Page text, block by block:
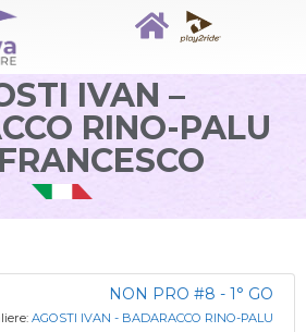
IVAN –
RINO-PALU
NON PRO #8 - 1° GO
AGOSTI IVAN - BADARACCO RINO-PALU